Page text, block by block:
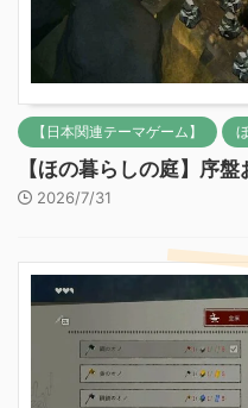
【日本関連テーマゲーム】
【ほの暮らしの庭】序
2026/7/31